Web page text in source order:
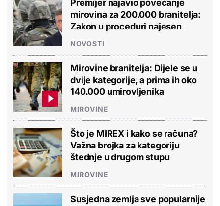
Premijer najavio povećanje
mirovina za 200.000 branitelja:
Zakon u proceduri najesen
NOVOSTI
Mirovine branitelja: Dijele se u
dvije kategorije, a prima ih oko
140.000 umirovljenika
MIROVINE
Što je MIREX i kako se računa?
Važna brojka za kategoriju
štednje u drugom stupu
MIROVINE
Susjedna zemlja sve popularnije